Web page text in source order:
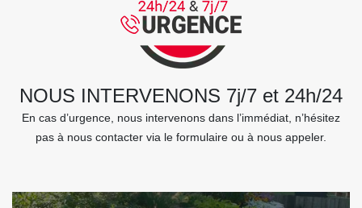
NOUS INTERVENONS 7j/7 et 24h/24
En cas d’urgence, nous intervenons dans l’immédiat, n’hésitez
pas à nous contacter via le formulaire ou à nous appeler.